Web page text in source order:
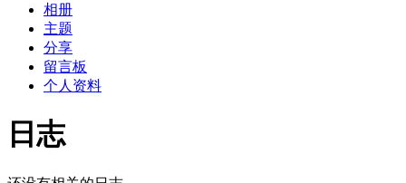
相册
主题
分享
留言板
个人资料
日志